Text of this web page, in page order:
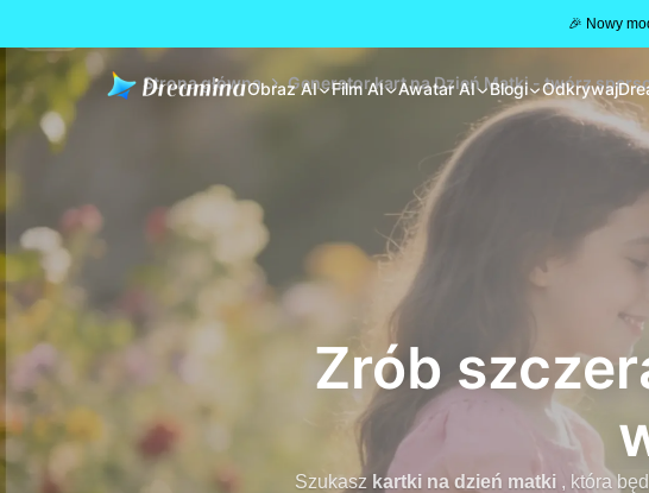
🎉 Nowy
Obraz AI Film AI Awatar AI Blogi Odkrywaj
Strona główna Generator kart na Dzień Matki - twórz
Zrób
Szukasz kartki na dzień matki , która